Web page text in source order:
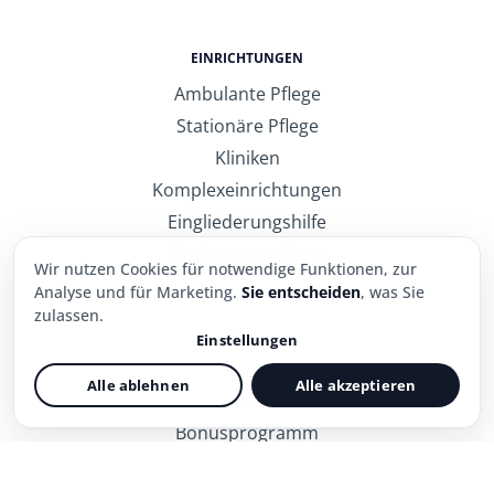
EINRICHTUNGEN
Ambulante Pflege
Stationäre Pflege
Kliniken
Komplexeinrichtungen
Eingliederungshilfe
INFORMATIONEN
Kontakt
AGB
Bonusprogramm
Wir nutzen Cookies für notwendige Funktionen, zur
Analyse und für Marketing. Sie entscheiden, was Sie
zulassen.
Einstellungen
Alle ablehnen Alle akzeptieren
Notwendig
Sorgt für einen sicheren Login und die